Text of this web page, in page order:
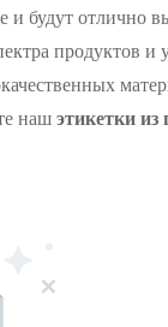
будут отлично
продуктов
нашэтикетки